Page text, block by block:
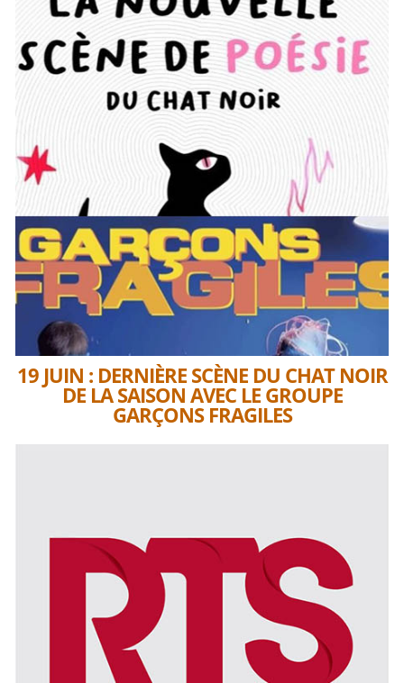
19 JUIN : DERNIÈRE SCÈNE DU CHAT NOIR
DE LA SAISON AVEC LE GROUPE
GARÇONS FRAGILES